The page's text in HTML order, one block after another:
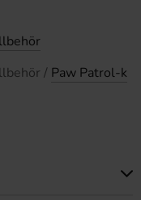
/ Paw Patrol-k